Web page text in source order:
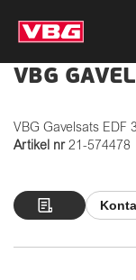
VBG
VBG Gavelsats EDF
Artikel nr 21-574478